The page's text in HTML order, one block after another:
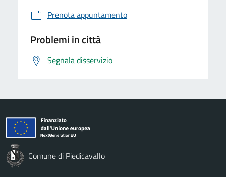
Prenota appuntamento
Problemi in città
Segnala disservizio
Comune di Piedicavallo